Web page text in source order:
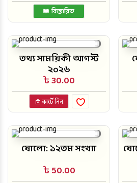
বিস্তারিত
তথ্য সাময়িকী আগস্ট
২০২৬
৳ 30.00
কার্টে নিন
ষোলো: ১২তম সংখ্যা
৳ 50.00